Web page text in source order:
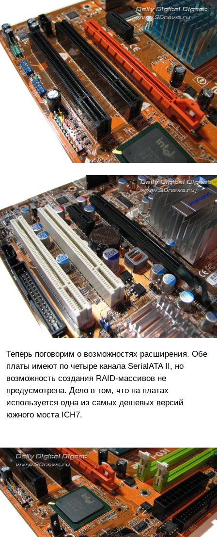
Теперь поговорим о возможностях расширения. Обе
платы имеют по четыре канала SerialATA II, но
возможность создания RAID-массивов не
предусмотрена. Дело в том, что на платах
используется одна из самых дешевых версий
южного моста ICH7.